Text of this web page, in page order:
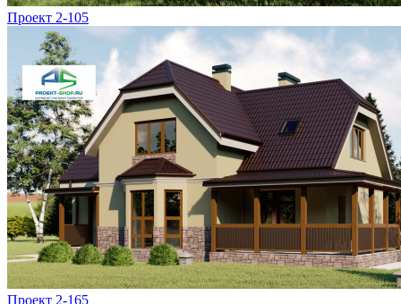
Проект 2-105
Проект 2-165